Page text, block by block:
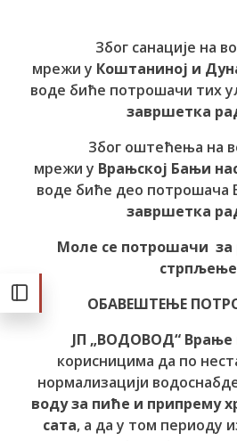
Због санације на
мрежи у Коштаниној и
воде биће потрошачи тих
завршетка
Због оштећења на
мрежи у Врањској Бањи
воде биће део потрошача
завршетка
Моле се потрошачи за
ОБАВЕШТЕЊЕ
ЈП „ВОДОВОД“ Врање
корисницима да по
нормализацији
воду за пиће и припрему
сата, а да у том периоду